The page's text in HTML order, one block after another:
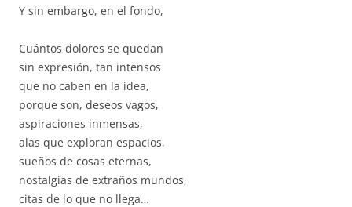
Y sin embargo, en el fondo,
Cuántos dolores se quedan
sin expresión, tan intensos
que no caben en la idea,
porque son, deseos vagos,
aspiraciones inmensas,
alas que exploran espacios,
sueños de cosas eternas,
nostalgias de extraños mundos,
citas de lo que no llega…